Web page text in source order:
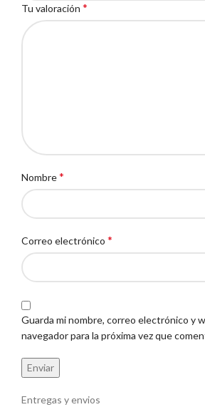
Tu valoración *
Nombre*
Correo electrónico *
Guarda mi nombre, correo electrónico y
navegador para la próxima vez que
Entregas y envios